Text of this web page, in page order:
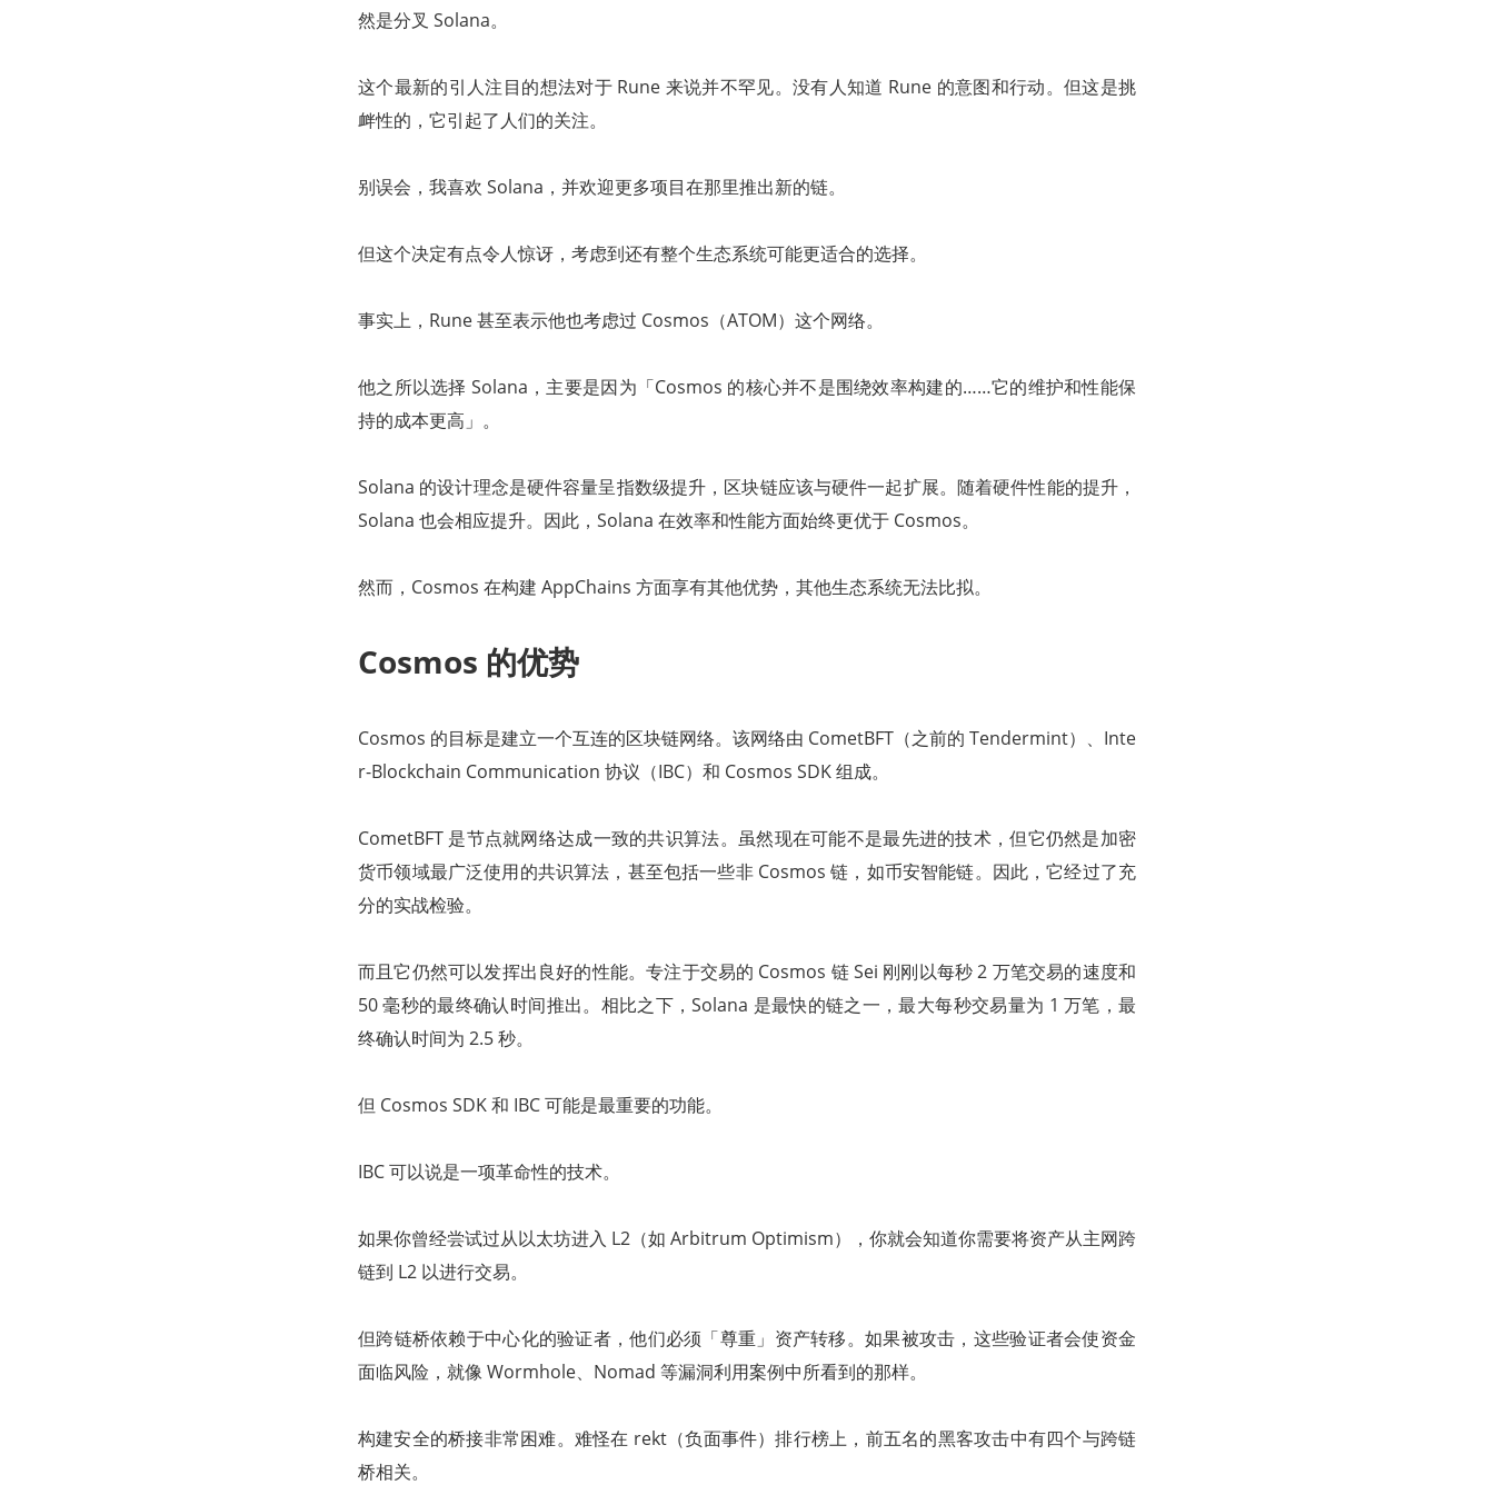
然是分叉 Solana。
这个最新的引人注目的想法对于 Rune 来说并不罕见。没有人知道 Rune 的意图和行动。但这是挑
衅性的，它引起了人们的关注。
别误会，我喜欢 Solana，并欢迎更多项目在那里推出新的链。
但这个决定有点令人惊讶，考虑到还有整个生态系统可能更适合的选择。
事实上，Rune 甚至表示他也考虑过 Cosmos（ATOM）这个网络。
他之所以选择 Solana，主要是因为「Cosmos 的核心并不是围绕效率构建的……它的维护和性能保
持的成本更高」。
Solana 的设计理念是硬件容量呈指数级提升，区块链应该与硬件一起扩展。随着硬件性能的提升，
Solana 也会相应提升。因此，Solana 在效率和性能方面始终更优于 Cosmos。
然而，Cosmos 在构建 AppChains 方面享有其他优势，其他生态系统无法比拟。
Cosmos 的优势
Cosmos 的目标是建立一个互连的区块链网络。该网络由 CometBFT（之前的 Tendermint）、Inte
r-Blockchain Communication 协议（IBC）和 Cosmos SDK 组成。
CometBFT 是节点就网络达成一致的共识算法。虽然现在可能不是最先进的技术，但它仍然是加密
货币领域最广泛使用的共识算法，甚至包括一些非 Cosmos 链，如币安智能链。因此，它经过了充
分的实战检验。
而且它仍然可以发挥出良好的性能。专注于交易的 Cosmos 链 Sei 刚刚以每秒 2 万笔交易的速度和
50 毫秒的最终确认时间推出。相比之下，Solana 是最快的链之一，最大每秒交易量为 1 万笔，最
终确认时间为 2.5 秒。
但 Cosmos SDK 和 IBC 可能是最重要的功能。
IBC 可以说是一项革命性的技术。
如果你曾经尝试过从以太坊进入 L2（如 Arbitrum Optimism），你就会知道你需要将资产从主网跨
链到 L2 以进行交易。
但跨链桥依赖于中心化的验证者，他们必须「尊重」资产转移。如果被攻击，这些验证者会使资金
面临风险，就像 Wormhole、Nomad 等漏洞利用案例中所看到的那样。
构建安全的桥接非常困难。难怪在 rekt（负面事件）排行榜上，前五名的黑客攻击中有四个与跨链
桥相关。